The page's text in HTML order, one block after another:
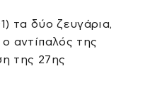
τα δύο ζευγάρια,
αντίπαλός της
της 27ης